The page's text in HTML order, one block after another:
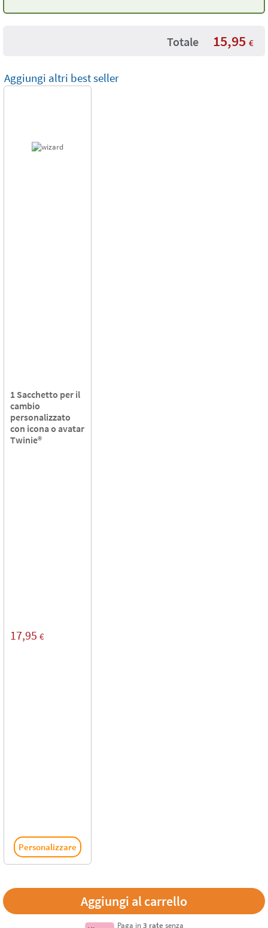
Totale 15,95 €
Aggiungi altri best seller
1 Sacchetto per il
cambio
personalizzato
con icona o avatar
Twinie®️
17,95 €
Personalizzare
Paga in 3 rate senza